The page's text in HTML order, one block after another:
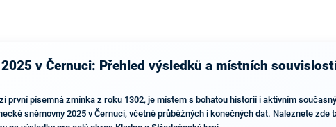
v Černuci: Přehled výsledků a místních
první písemná zmínka z roku 1302, je místem s bohatou historií i aktivním
sněmovny 2025 v Černuci, včetně průběžných i konečných dat. Naleznete